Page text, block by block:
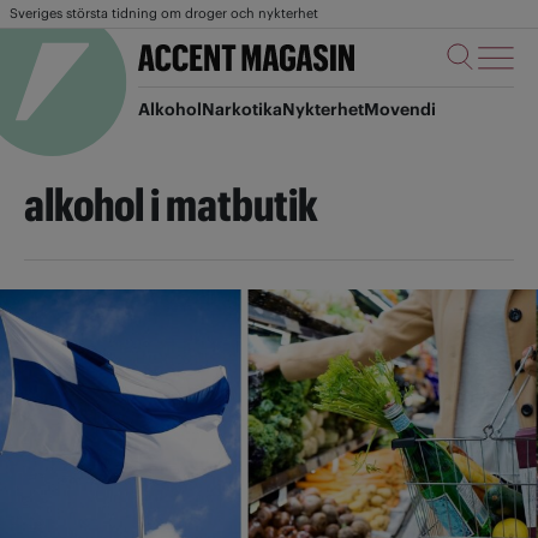
Sveriges största tidning om droger och nykterhet
AlkoholNarkotikaNykterhetMovendi
alkohol i matbutik